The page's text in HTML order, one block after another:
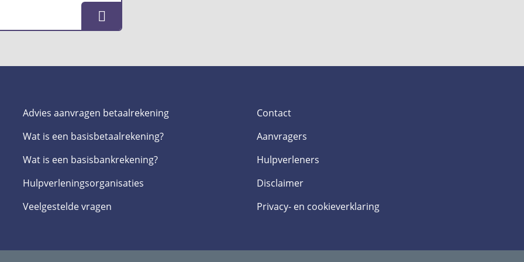
Advies aanvragen betaalrekening
Wat is een basis­betaalrekening?
Wat is een basis­bankrekening?
Hulpverlenings­organisaties
Veelgestelde­ vragen
Contact
Aanvragers
Hulpverleners
Disclaimer
Privacy- en cookieverklaring